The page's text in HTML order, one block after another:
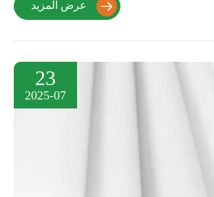

23
2025-07